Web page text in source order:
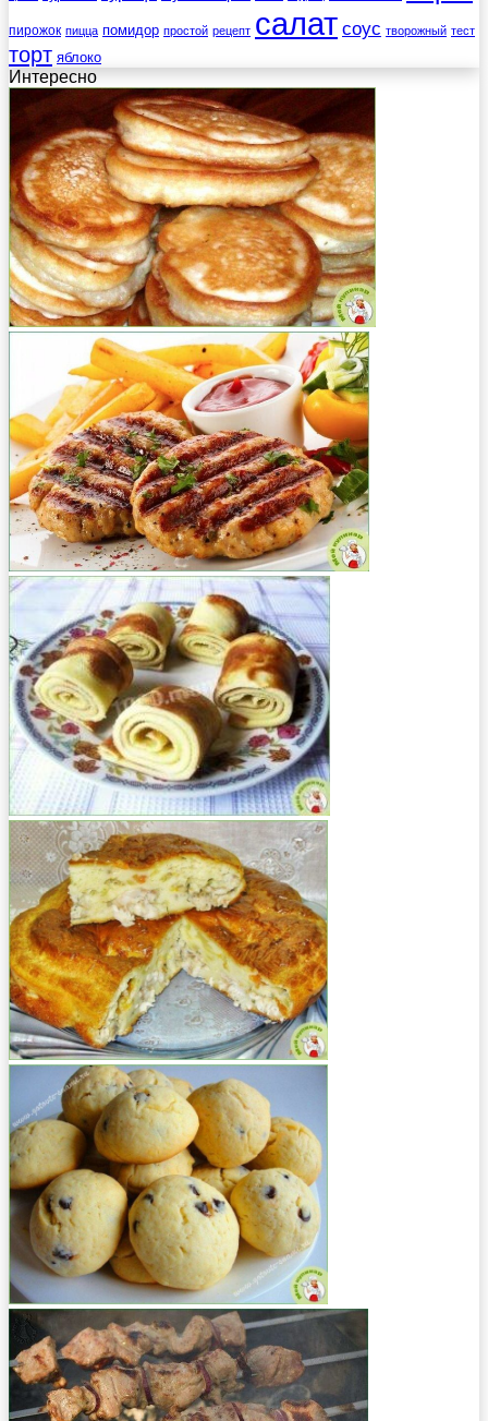
пирожок пицца помидор простой рецепт салат соус творожный тест
торт яблоко
Интересно